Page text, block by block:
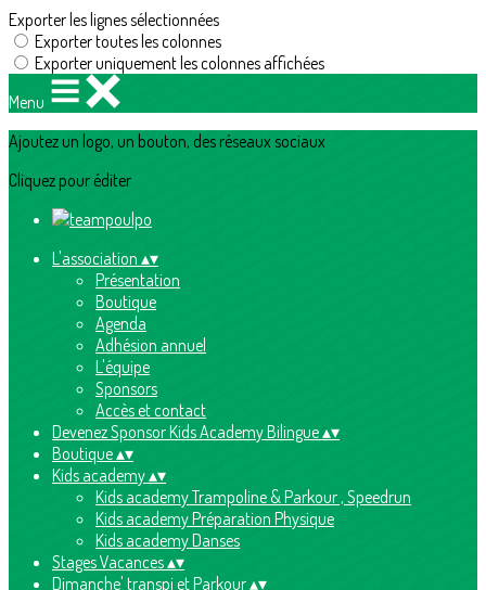
Exporter les lignes sélectionnées
Exporter toutes les colonnes
Exporter uniquement les colonnes affichées
Menu
Ajoutez un logo, un bouton, des réseaux sociaux
Cliquez pour éditer
L'association ▴▾
Présentation
Boutique
Agenda
Adhésion annuel
L'équipe
Sponsors
Accès et contact
Devenez Sponsor Kids Academy Bilingue▴▾
Boutique▴▾
Kids academy▴▾
Kids academy Trampoline & Parkour , Speedrun
Kids academy Préparation Physique
Kids academy Danses
Stages Vacances▴▾
Dimanche' transpi et Parkour▴▾